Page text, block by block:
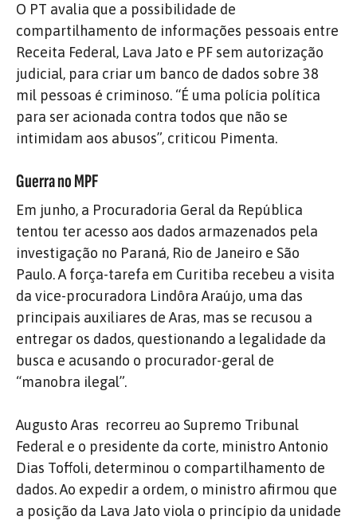
O PT avalia que a possibilidade de
compartilhamento de informações pessoais entre
Receita Federal, Lava Jato e PF sem autorização
judicial, para criar um banco de dados sobre 38
mil pessoas é criminoso. “É uma polícia política
para ser acionada contra todos que não se
intimidam aos abusos”, criticou Pimenta.
Guerra no MPF
Em junho, a Procuradoria Geral da República
tentou ter acesso aos dados armazenados pela
investigação no Paraná, Rio de Janeiro e São
Paulo. A força-tarefa em Curitiba recebeu a visita
da vice-procuradora Lindôra Araújo, uma das
principais auxiliares de Aras, mas se recusou a
entregar os dados, questionando a legalidade da
busca e acusando o procurador-geral de
“manobra ilegal”.
Augusto Aras recorreu ao Supremo Tribunal
Federal e o presidente da corte, ministro Antonio
Dias Toffoli, determinou o compartilhamento de
dados. Ao expedir a ordem, o ministro afirmou que
a posição da Lava Jato viola o princípio da unidade